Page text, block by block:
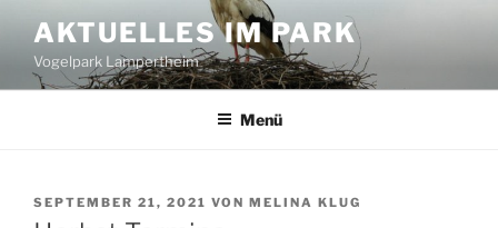
Inhalt
springen
AKTUELLES IM PARK
Vogelpark Lampertheim
Menü
VERÖFFENTLICHT
AM
SEPTEMBER 21, 2021 VON MELINA KLUG